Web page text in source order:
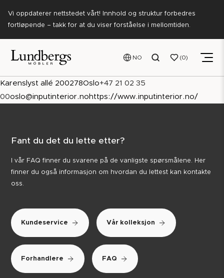
Vi oppdaterer nettstedet vårt! Innhold og struktur forbedres
fortløpende – takk for at du viser forståelse i mellomtiden.
NO 0
Karenslyst allé 200278Oslo+47 21 02 35
00oslo@inputinterior.no https://www.inputinterior.no/
Fant du det du lette etter?
I vår FAQ finner du svarene på de vanligste spørsmålene. Her
finner du også informasjon om hvordan du lettest kan kontakte
oss.
Kundeservice Vår kolleksjon
Forhandlere FAQ